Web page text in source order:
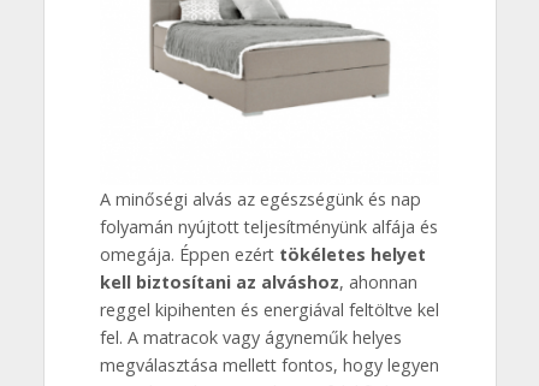
A minőségi alvás az egészségünk és nap
folyamán nyújtott teljesítményünk alfája és
omegája. Éppen ezért tökéletes helyet
kell biztosítani az alváshoz, ahonnan
reggel kipihenten és energiával feltöltve kel
fel. A matracok vagy ágyneműk helyes
megválasztása mellett fontos, hogy legyen